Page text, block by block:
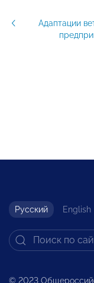
Адаптации
Русский English
© 2023